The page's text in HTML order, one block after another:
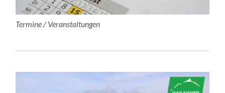
Termine / Veranstaltungen